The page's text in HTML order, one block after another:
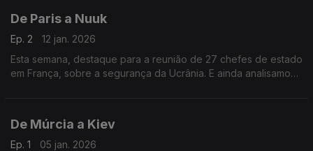
De Paris a Nuuk
Ep. 2
12 jan. 2026
Esta semana, destaque para a reunião de 27 chefes de estado
em França, sobre a segurança da Ucrânia. E ainda analisamos
De Múrcia a Kiev
Ep. 1
05 jan. 2026